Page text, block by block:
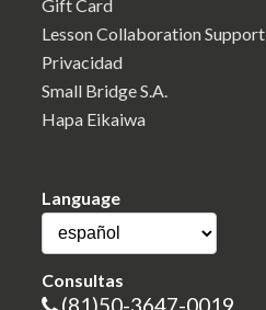
Gift Card
Lesson Collaboration Support
Privacidad
Small Bridge S.A.
Hapa Eikaiwa
Language
Consultas